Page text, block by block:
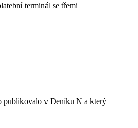
terminál se třemi
publikovalo v Deníku N a který